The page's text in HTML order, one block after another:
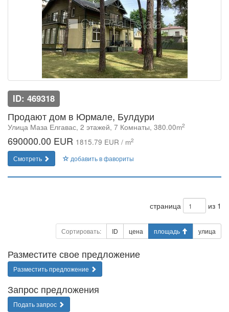
ID: 469318
Продают дом в Юрмале, Булдури
Улица Маза Елгавас, 2 этажей, 7 Комнаты, 380.00m2
690000.00 EUR 1815.79 EUR / m2
Смотреть добавить в фавориты
страница из 1
Сортировать: ID цена площадь улица
Разместите свое предложение
Разместить предложение
Запрос предложения
Подать запрос